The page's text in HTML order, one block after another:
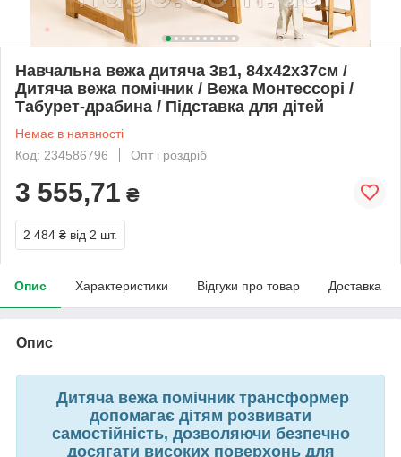
Навчальна вежа дитяча 3в1, 84х42х37см /
Дитяча вежа помічник / Вежа Монтессорі /
Табурет-драбина / Підставка для дітей
Немає в наявності
Код: 234586796
Опт і роздріб
3 555,71 ₴
2 484 ₴ від 2 шт.
Опис Характеристики Відгуки про товар Доставка
Опис
Дитяча вежа помічник трансформер
допомагає дітям розвивати
самостійність, дозволяючи безпечно
досягати високих поверхонь для